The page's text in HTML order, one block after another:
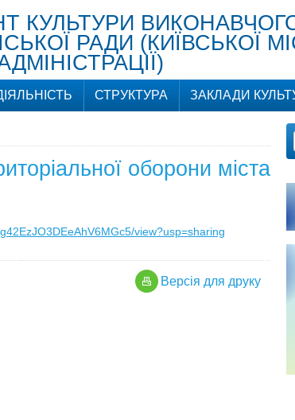
КУЛЬТУРИ
РАДИ (КИЇВСЬКОЇ
СТРУКТУРА ЗАКЛАДИ
оборони міста
view?usp=sharing
Версiя для друку